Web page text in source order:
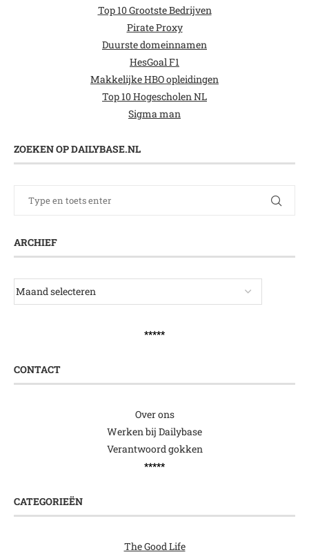
Top 10 Grootste Bedrijven
Pirate Proxy
Duurste domeinnamen
HesGoal F1
Makkelijke HBO opleidingen
Top 10 Hogescholen NL
Sigma man
ZOEKEN OP DAILYBASE.NL
ARCHIEF
*****
CONTACT
Over ons
Werken bij Dailybase
Verantwoord gokken
*****
CATEGORIEËN
The Good Life